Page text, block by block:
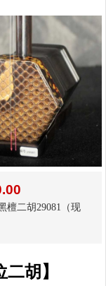
檀二胡29081（现
胡】